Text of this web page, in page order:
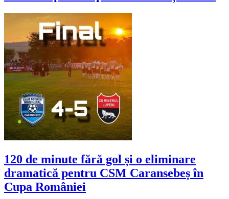
120 de minute fără gol și o eliminare
dramatică pentru CSM Caransebeș în
Cupa României